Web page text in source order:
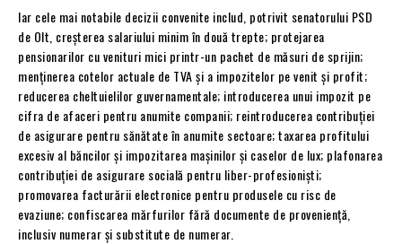
Iar cele mai notabile decizii convenite includ, potrivit senatorului PSD
de Olt, creșterea salariului minim în două trepte; protejarea
pensionarilor cu venituri mici printr-un pachet de măsuri de sprijin;
menținerea cotelor actuale de TVA și a impozitelor pe venit și profit;
reducerea cheltuielilor guvernamentale; introducerea unui impozit pe
cifra de afaceri pentru anumite companii; reintroducerea contribuției
de asigurare pentru sănătate în anumite sectoare; taxarea profitului
excesiv al băncilor și impozitarea mașinilor și caselor de lux; plafonarea
contribuției de asigurare socială pentru liber-profesioniști;
promovarea facturării electronice pentru produsele cu risc de
evaziune; confiscarea mărfurilor fără documente de proveniență,
inclusiv numerar și substitute de numerar.